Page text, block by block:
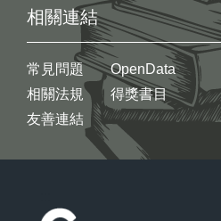
相關連結
常見問題
相關法規
友善連結
OpenData
得獎書目